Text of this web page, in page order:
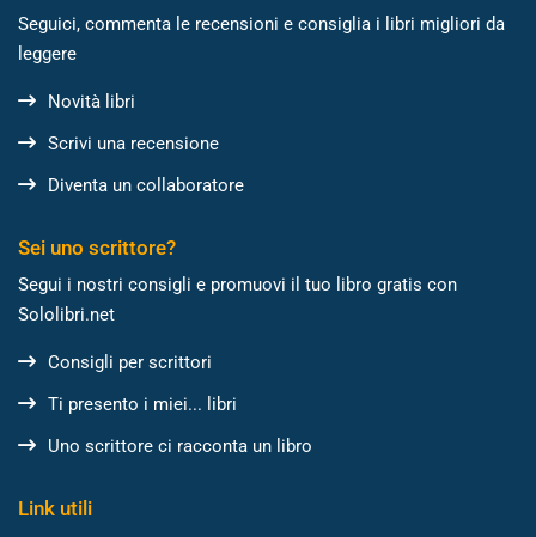
Seguici, commenta le recensioni e consiglia i libri migliori da
leggere
Novità libri
Scrivi una recensione
Diventa un collaboratore
Sei uno scrittore?
Segui i nostri consigli e promuovi il tuo libro gratis con
Sololibri.net
Consigli per scrittori
Ti presento i miei... libri
Uno scrittore ci racconta un libro
Link utili